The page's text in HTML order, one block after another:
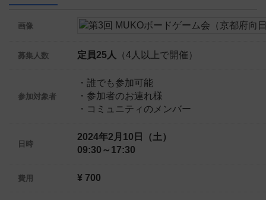
画像
募集人数 定員25人 （4人以上で開催）
参加対象者
・誰でも参加可能
・参加者のお連れ様
・コミュニティのメンバー
日時
2024年2月10日（土）
09:30～17:30
費用 ¥ 700